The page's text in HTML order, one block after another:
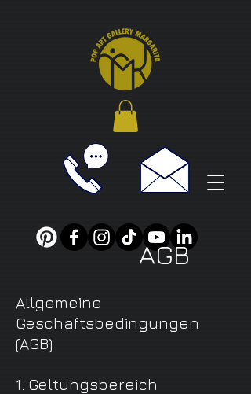
AGB
Allgemeine
Geschäftsbedingungen
(AGB)
1. Geltungsbereich